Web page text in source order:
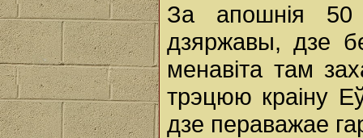
За апошнія 50
дзяржавы, дзе
менавіта там
трэцюю краіну
дзе пераважае